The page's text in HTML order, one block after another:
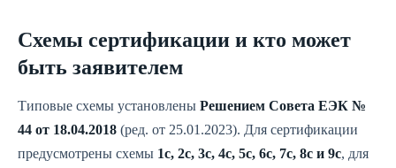
Схемы сертификации и кто может
быть заявителем
Типовые схемы установлены Решением Совета ЕЭК №
44 от 18.04.2018 (ред. от 25.01.2023). Для сертификации
предусмотрены схемы 1с, 2с, 3с, 4с, 5с, 6с, 7с, 8с и 9с, для